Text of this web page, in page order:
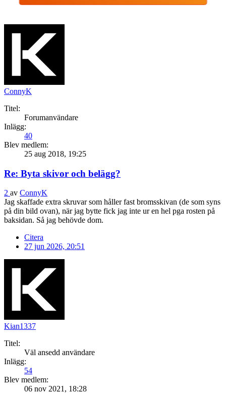
ConnyK
Titel:
Forumanvändare
Inlägg:
40
Blev medlem:
25 aug 2018, 19:25
Re: Byta skivor och belägg?
2 av ConnyK
Jag skaffade extra skruvar som håller fast bromsskivan (de som syns
på din bild ovan), när jag bytte fick jag inte ur en hel pga rosten på
baksidan. Så jag behövde dom.
Citera
27 jun 2026, 20:51
Kian1337
Titel:
Väl ansedd användare
Inlägg:
54
Blev medlem:
06 nov 2021, 18:28